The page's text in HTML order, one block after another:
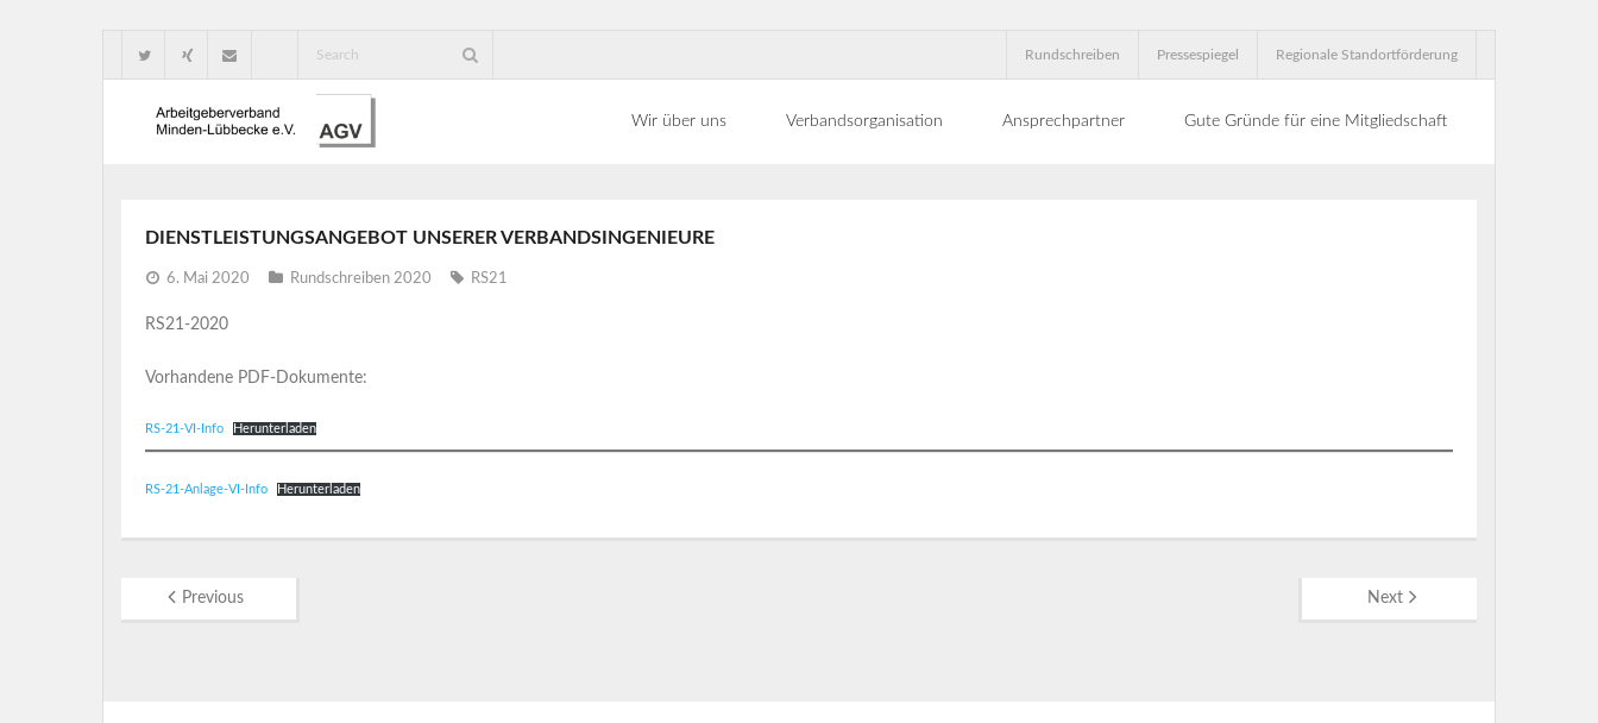
Rundschreiben Pressespiegel Regionale Standortförderung
Wir über uns Verbandsorganisation Ansprechpartner Gute Gründe für eine Mitgliedschaft
DIENSTLEISTUNGSANGEBOT UNSERER VERBANDSINGENIEURE
6. Mai 2020 Rundschreiben 2020 RS21
RS21-2020
Vorhandene PDF-Dokumente:
RS-21-VI-Info Herunterladen
RS-21-Anlage-VI-Info Herunterladen
Previous Next